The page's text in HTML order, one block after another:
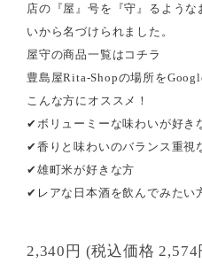
店の『屋』号を『守』るよう
いから名づけられました。
屋守の商品一覧は コチラ
豊島屋Rita-Shopの場所を
こんな方にオススメ！
✔ボリューミーな味わいが好き
✔香りと味わいのバランス重視
✔雄町米が好きな方
✔レアな日本酒を飲んでみたい
2,340円 (税込価格 2,574